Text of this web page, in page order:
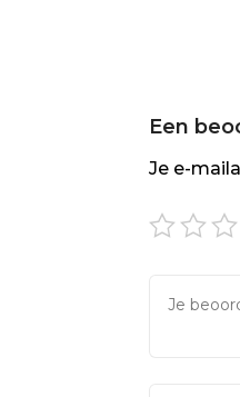
Een
Je e-